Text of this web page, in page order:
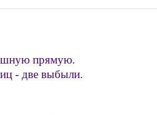
прямую.
- две выбыли.